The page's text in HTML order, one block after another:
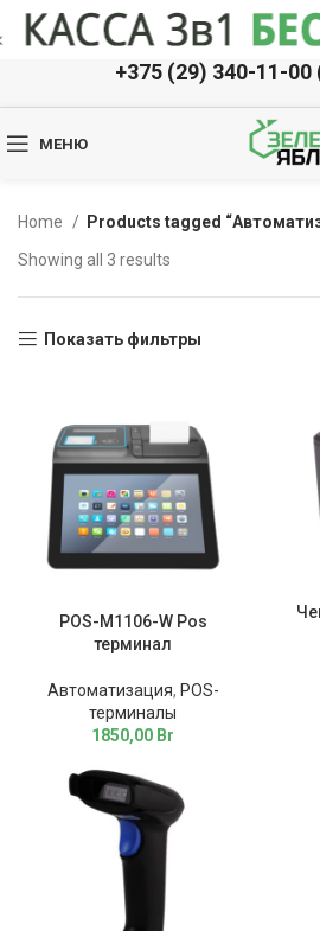
+375 (29) 340-11-
МЕНЮ
Home
Products tagged
Showing all 3 results
Показать фильтры
POS-M1106-W Pos
терминал
Автоматизация, POS-
терминалы
1850,00 Br